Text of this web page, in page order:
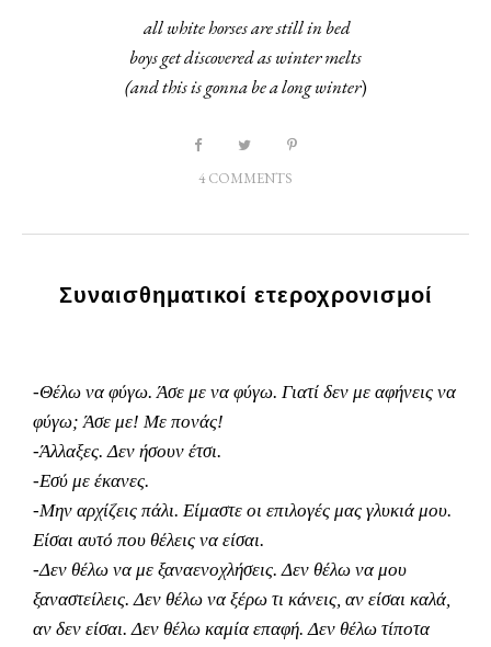
all white horses are still in bed
boys get discovered as winter melts
(and this is gonna be a long winter)
4 COMMENTS
Συναισθηματικοί ετεροχρονισμοί
-Θέλω να φύγω. Άσε με να φύγω. Γιατί δεν με αφήνεις να
φύγω; Άσε με! Με πονάς!
-Άλλαξες. Δεν ήσουν έτσι.
-Εσύ με έκανες.
-Μην αρχίζεις πάλι. Είμαστε οι επιλογές μας γλυκιά μου.
Είσαι αυτό που θέλεις να είσαι.
-Δεν θέλω να με ξαναενοχλήσεις. Δεν θέλω να μου
ξαναστείλεις. Δεν θέλω να ξέρω τι κάνεις, αν είσαι καλά,
αν δεν είσαι. Δεν θέλω καμία επαφή. Δεν θέλω τίποτα